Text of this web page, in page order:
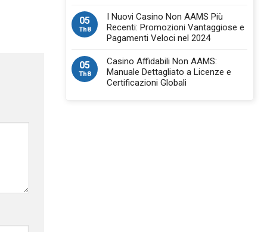
05
Th8
I Nuovi Casino Non AAMS Più
Recenti: Promozioni Vantaggiose e
Pagamenti Veloci nel 2024
05
Th8
Casino Affidabili Non AAMS:
Manuale Dettagliato a Licenze e
Certificazioni Globali